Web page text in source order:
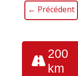
← Précédent
200
km
Hello! Que désirez-